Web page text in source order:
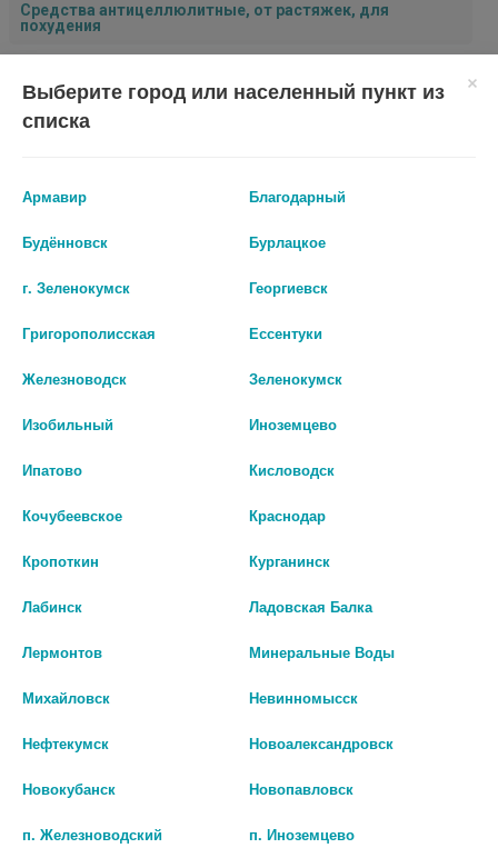
Средства антицеллюлитные, от растяжек, для
похудения
Средства по уходу за телом
*ЛОНГА ВИТА ЗУБНАЯ ЩЕТКА
ОТТЕНОЧ. Д/ВОЛОС ТОН 9/61
Выберите город или населенный пункт из
списка
Армавир Благодарный
Будённовск Бурлацкое
г. Зеленокумск Георгиевск
Григорополисская Ессентуки
Железноводск Зеленокумск
Изобильный Иноземцево
Ипатово Кисловодск
Кочубеевское Краснодар
Кропоткин Курганинск
Лабинск Ладовская Балка
Лермонтов Минеральные Воды
Михайловск Невинномысск
Нефтекумск Новоалександровск
Новокубанск Новопавловск
п. Железноводский п. Иноземцево